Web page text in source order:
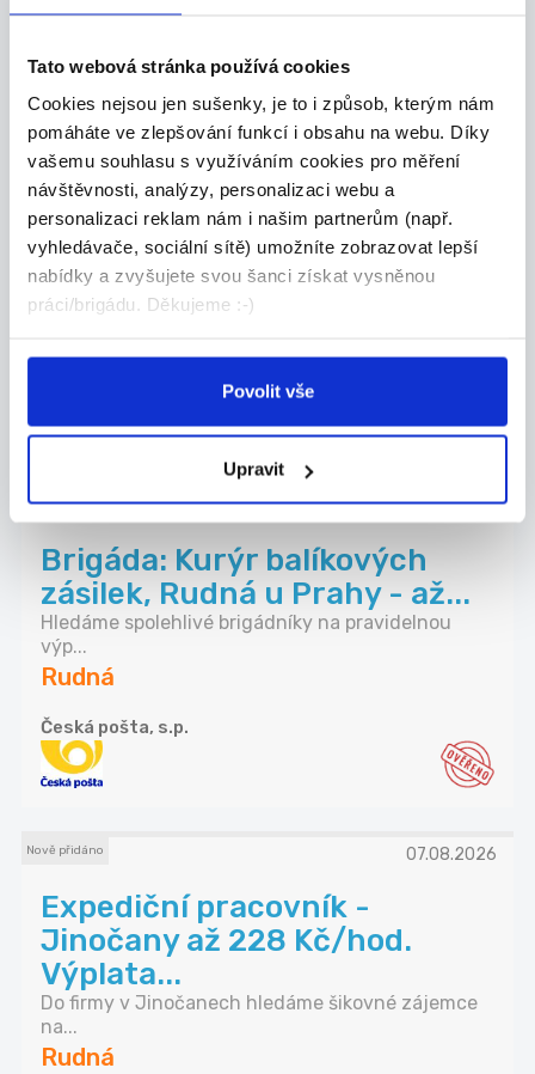
Tato webová stránka používá cookies
Cookies nejsou jen sušenky, je to i způsob, kterým nám
pomáháte ve zlepšování funkcí i obsahu na webu. Díky
vašemu souhlasu s využíváním cookies pro měření
návštěvnosti, analýzy, personalizaci webu a
personalizaci reklam nám i našim partnerům (např.
vyhledávače, sociální sítě) umožníte zobrazovat lepší
nabídky a zvyšujete svou šanci získat vysněnou
práci/brigádu. Děkujeme :-)
Povolit vše
Upravit
Horoměřice
Aerol guard, s.r.o.
04.08.2026
ÚKLIDOVÝ PRACOVNÍK/CE,
Roztoky u Prahy - lékárna -
Vh...
Náplň práce - Úklid pracovních prostor (vyt...
07.08.2026
Brigáda: Kurýr balíkových
zásilek, Rudná u Prahy - až...
Hledáme spolehlivé brigádníky na pravidelnou
výp...
Rudná
Česká pošta, s.p.
Nově přidáno 07.08.2026
Expediční pracovník -
Jinočany až 228 Kč/hod.
Výplata...
Do firmy v Jinočanech hledáme šikovné zájemce
na...
Rudná